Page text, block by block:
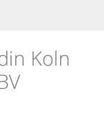
Koln